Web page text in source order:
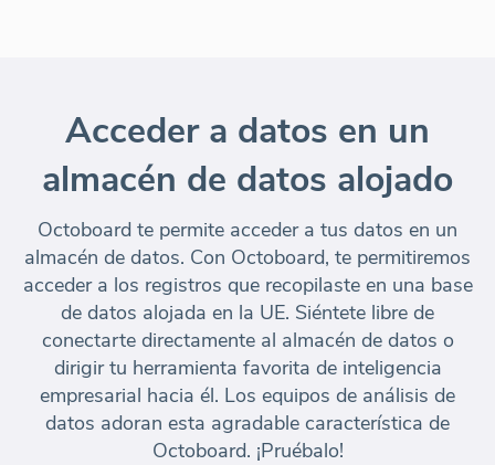
Acceder a datos en un
almacén de datos alojado
Octoboard te permite acceder a tus datos en un
almacén de datos. Con Octoboard, te permitiremos
acceder a los registros que recopilaste en una base
de datos alojada en la UE. Siéntete libre de
conectarte directamente al almacén de datos o
dirigir tu herramienta favorita de inteligencia
empresarial hacia él. Los equipos de análisis de
datos adoran esta agradable característica de
Octoboard. ¡Pruébalo!